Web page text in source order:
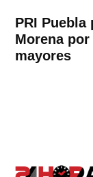
PRI
Morena
mayores